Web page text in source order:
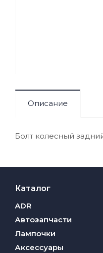
Описание
Болт колесный
Каталог
ADR
Автозапчасти
Лампочки
Аксессуары